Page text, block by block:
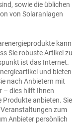
sowie die üblichen
von Solaranlagen
kann
Sie robuste Artikel zu
ist das Internet.
und bieten
nach Anbietern mit
– dies hilft Ihnen
anbieten. Sie
zum
Anbieter persönlich